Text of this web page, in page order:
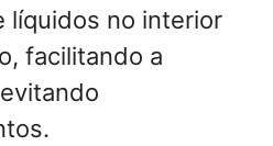
líquidos no interior
facilitando a